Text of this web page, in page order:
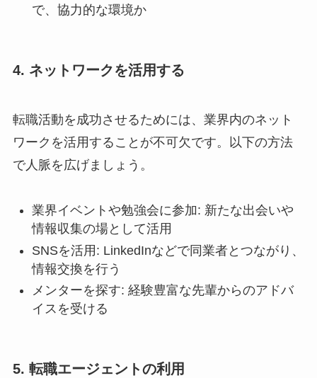
で、協力的な環境か
4. ネットワークを活用する
転職活動を成功させるためには、業界内のネット
ワークを活用することが不可欠です。以下の方法
で人脈を広げましょう。
業界イベントや勉強会に参加: 新たな出会いや
情報収集の場として活用
SNSを活用: LinkedInなどで同業者とつながり、
情報交換を行う
メンターを探す: 経験豊富な先輩からのアドバ
イスを受ける
5. 転職エージェントの利用